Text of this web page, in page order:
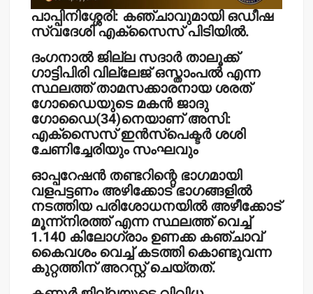
പാപ്പിനിശ്ശേരി: കഞ്ചാവുമായി ഒഡീഷ
സ്വദേശി എക്‌സൈസ് പിടിയില്‍.
ദംഗനാല്‍ ജില്ല സദാര്‍ താലൂക്ക്
ഗാട്ടിപിരി വില്ലേജ് ഒസ്താംപല്‍ എന്ന
സ്ഥലത്ത് താമസക്കാരനായ ശരത്
ഗോഡൈയുടെ മകന്‍ ജാദു
ഗോഡൈ(34)നെയാണ് അസി:
എക്‌സൈസ് ഇന്‍സ്‌പെക്ടര്‍ ശശി
ചേണിച്ചേരിയും സംഘവും
ഓപ്പറേഷന്‍ തണ്ടറിന്റെ ഭാഗമായി
വളപട്ടണം അഴിക്കോട് ഭാഗങ്ങളില്‍
നടത്തിയ പരിശോധനയില്‍ അഴീക്കോട്
മൂന്ന്‌നിരത്ത് എന്ന സ്ഥലത്ത് വെച്ച്
1.140 കിലോഗ്രാം ഉണക്ക കഞ്ചാവ്
കൈവശം വെച്ച് കടത്തി കൊണ്ടുവന്ന
കുറ്റത്തിന് അറസ്റ്റ് ചെയ്തത്.